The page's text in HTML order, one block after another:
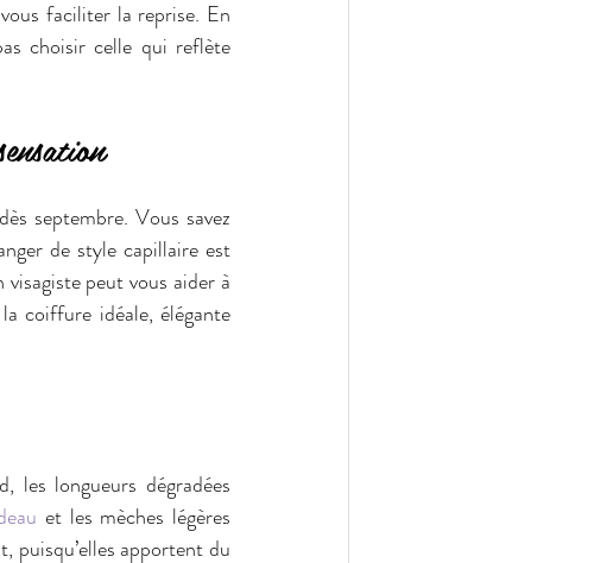
faciliter la reprise. En
choisir celle qui reflète
septembre. Vous savez
de style capillaire est
peut vous aider à
coiffure idéale, élégante
longueurs dégradées
et les mèches légères
puisqu’elles apportent du